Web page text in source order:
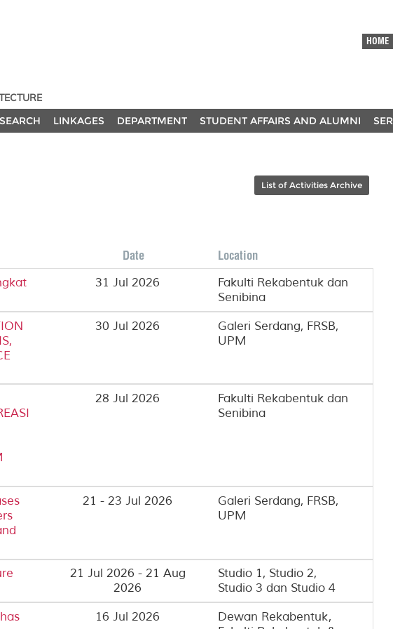
HOME
LINKAGES DEPARTMENT STUDENT AFFAIRS AND ALUMNI
List of Activities Archive
Date
Location
31 Jul 2026
Fakulti Rekabentuk dan
Senibina
30 Jul 2026
Galeri Serdang, FRSB,
UPM
28 Jul 2026
Fakulti Rekabentuk dan
Senibina
21 - 23 Jul 2026
Galeri Serdang, FRSB,
UPM
21 Jul 2026 - 21 Aug
2026
Studio 1, Studio 2,
Studio 3 dan Studio 4
16 Jul 2026
Dewan Rekabentuk,